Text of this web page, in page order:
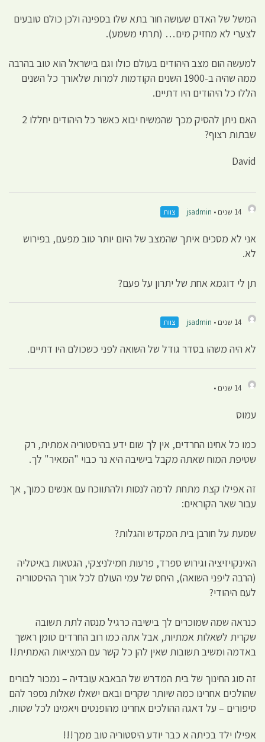
המשל של האדם שעושה חור בתא שלו בספינה ולכן כולם טובעים
לצערי לא מחזיק מים… (תרתי משמע).
למעשה הום מצב היהודים בעולם כולו וגם בישראל הוא טוב בהרבה
ממה שהיה ב-1900 השנים הקודמות למרות שלאורך כל השנים
הללו כל היהודים היו דתיים.
האם ניתן להסיק מכך שהמשיח יבוא כאשר כל היהודים יחללו 2
שבתות רצוף?
David
14 שנים • jsadmin צוות
אני לא מסכים איתך שהמצב של היום יותר טוב מפעם, בפירוש
לא.
תן לי דוגמא אחת של יתרון על פעם?
14 שנים • jsadmin צוות
לא היה משהו בסדר גודל של השואה לפני כשכולם היו דתיים.
14 שנים •
עמוס
כמו כל אחינו החרדים, אין לך שום ידע בהיסטוריה אמתית, רק
שטיפת המוח שאתה מקבל בישיבה היא נר כבוי "המאיר" לך.
זה אפילו קצת מתחת לרמה לנסות ולהתווכח עם אנשים כמוך, אך
עבור שאר הקוראים:
שמעת על חורבן בית המקדש והגלות?
האינקויזיציה וגירוש ספרד, פרעות חמילניצקי, הגטאות באיטליה
(הרבה ליפני השואה), היחס של עמי העולם לכל אורך ההיסטוריה
לעם היהודי?
כנראה שמה שמוכרים לך בישיבה כרגיל מנסה לתת תשובה
שקרית לשאלות אמתיות, אבל אתה כמו רוב החרדים טומן ראשך
באדמה ומשיב תשובות שאין להן כל קשר עם המציאות האמתית!!
זה סוג החינוך של בית המדרש של הבאבא עובדיה – נמכור לבורים
שהולכים אחרינו כמה שיותר שקרים ובאם ישאלו שאלות נספר להם
סיפורים – על דאגה ההולכים אחרינו מהופנטים ויאמינו לכל שטות.
אפילו ילד בכיתה א כבר יודע היסטוריה טוב ממך!!!